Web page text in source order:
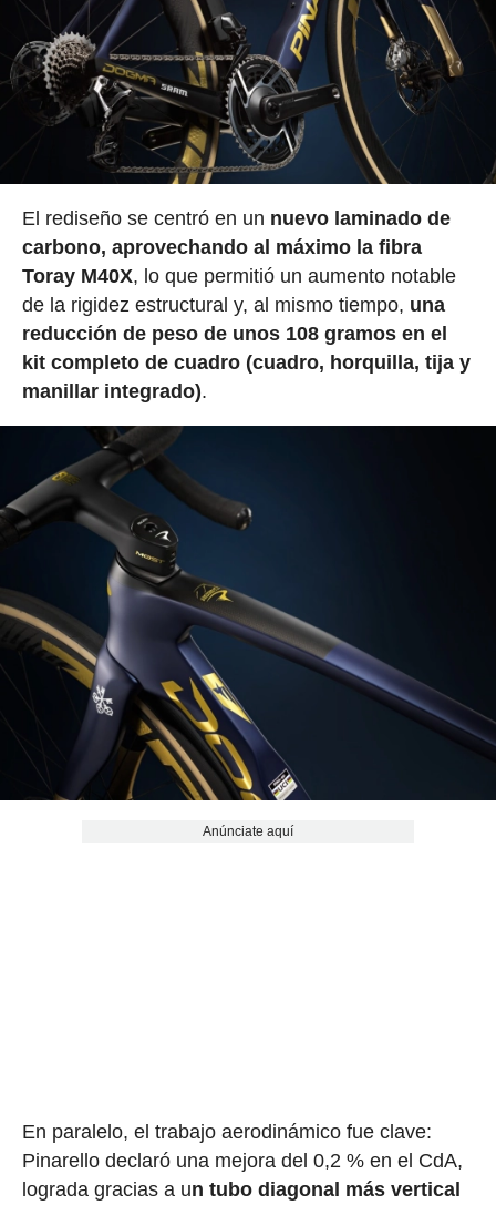
El rediseño se centró en un nuevo laminado de
carbono, aprovechando al máximo la fibra
Toray M40X, lo que permitió un aumento notable
de la rigidez estructural y, al mismo tiempo, una
reducción de peso de unos 108 gramos en el
kit completo de cuadro (cuadro, horquilla, tija y
manillar integrado).
Anúnciate aquí
En paralelo, el trabajo aerodinámico fue clave:
Pinarello declaró una mejora del 0,2 % en el CdA,
lograda gracias a un tubo diagonal más vertical